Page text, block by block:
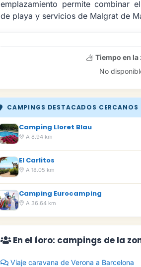
emplazamiento permite combinar
de playa y servicios de Malgrat de
Tiempo en la
No
CAMPINGS DESTACADOS CERCANOS
Camping Lloret Blau
A 8.94 km
El Carlitos
A 18.05 km
Camping Eurocamping
A 36.64 km
En el foro: campings de la
Viaje caravana de Verona a Barcelona